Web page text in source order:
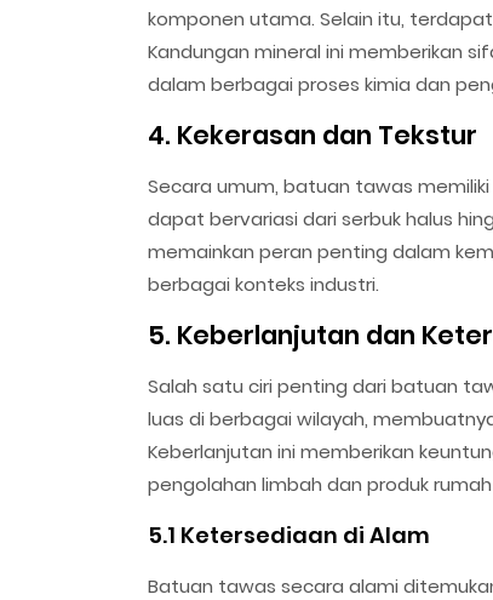
komponen utama. Selain itu,
Kandungan mineral ini memberikan
dalam berbagai proses kimia dan
4. Kekerasan dan Tekstur
Secara umum, batuan tawas
dapat bervariasi dari serbuk halus
memainkan peran penting dalam
berbagai konteks industri.
5. Keberlanjutan dan
Salah satu ciri penting dari batuan
luas di berbagai wilayah,
Keberlanjutan ini memberikan
pengolahan limbah dan produk
5.1 Ketersediaan di Alam
Batuan tawas secara alami